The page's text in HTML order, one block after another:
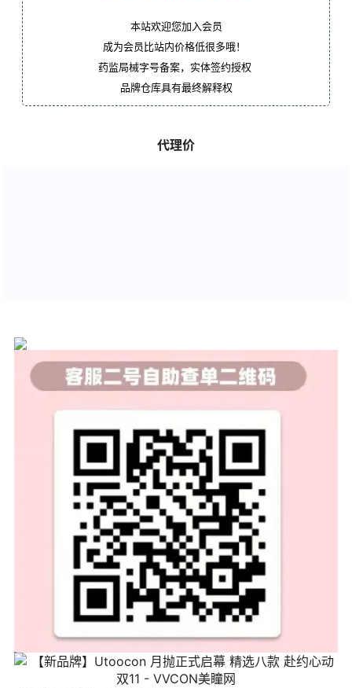
本站欢迎您加入会员
成为会员比站内价格低很多哦！
药监局械字号备案，实体签约授权
品牌仓库具有最终解释权
代理价